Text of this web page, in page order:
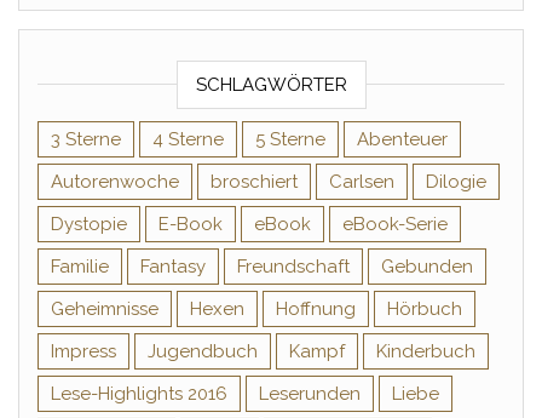
SCHLAGWÖRTER
3 Sterne 4 Sterne 5 Sterne
Abenteuer
Autorenwoche
broschiert Carlsen
Dilogie
Dystopie
E-Book eBook
eBook-Serie
Familie
Fantasy Freundschaft
Gebunden
Geheimnisse
Hexen Hoffnung
Hörbuch
Impress
Jugendbuch Kampf
Kinderbuch
Lese-Highlights 2016
Leserunden
Liebe